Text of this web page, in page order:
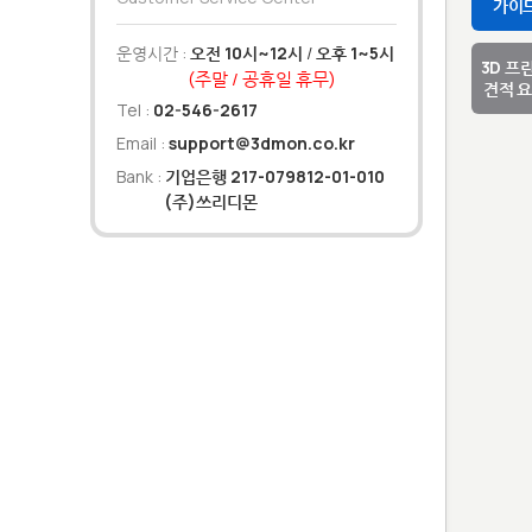
가이
3D 프
견적
운영시간 : 오전 10시~12시 /오후 1~5시
(주말 / 공휴일 휴무)
Tel : 02-546-2617
Email : support@3dmon.co.kr
Bank : 기업은행 217-079812-01-010
(주)쓰리디몬